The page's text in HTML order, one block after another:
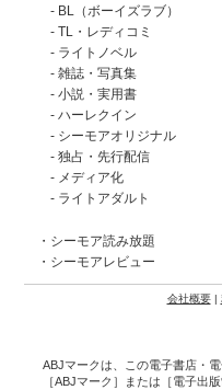
BL（ボーイズラブ）
TL・レディコミ
ライトノベル
雑誌・写真集
小説・実用書
ハーレクイン
シーモアオリジナル
独占・先行配信
メディア化
ライトアダルト
シーモア読み放題
シーモアレビュー
会社概要|
ABJマークは、この電子書店・
［ABJマーク］または［電子出